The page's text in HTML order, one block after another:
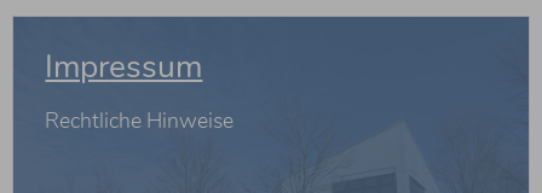
weiterlesen
Impressum
Rechtliche Hinweise